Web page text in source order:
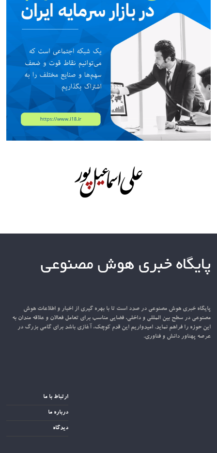
پایگاه خبری هوش مصنوعی
پایگاه خبری هوش مصنوعی در صدد است تا با بهره گیری از اخبار و اطلاعات هوش
مصنوعی در سطح بین المللی و داخلی، فضایی مناسب برای تعامل فعالان و علاقه مندان به
این حوزه را فراهم نماید. امیدواریم این قدم کوچک، آغازی باشد برای گامی بزرگ در
عرصه پهناور دانش و فناوری.
ارتباط با ما
درباره ما
دیدگاه